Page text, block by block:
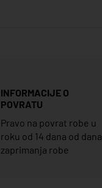
INFORMACIJE O
POVRATU
Pravo na povrat robe u
roku od 14 dana od dana
zaprimanja robe